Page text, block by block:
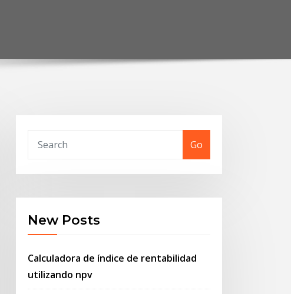
Go
New Posts
Calculadora de índice de rentabilidad
utilizando npv